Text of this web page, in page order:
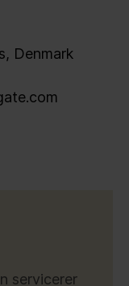
Denmark
servicerer